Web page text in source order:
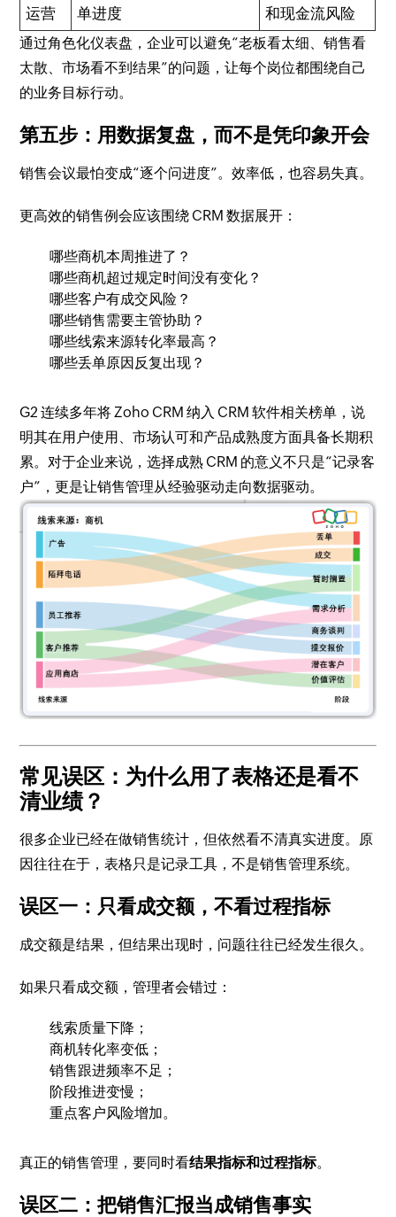
运营 单进度 和现金流风险
通过角色化仪表盘，企业可以避免“老板看太细、销售看
太散、市场看不到结果”的问题，让每个岗位都围绕自己
的业务目标行动。
第五步：用数据复盘，而不是凭印象开会
销售会议最怕变成“逐个问进度”。效率低，也容易失真。
更高效的销售例会应该围绕 CRM 数据展开：
哪些商机本周推进了？
哪些商机超过规定时间没有变化？
哪些客户有成交风险？
哪些销售需要主管协助？
哪些线索来源转化率最高？
哪些丢单原因反复出现？
G2 连续多年将 Zoho CRM 纳入 CRM 软件相关榜单，说
明其在用户使用、市场认可和产品成熟度方面具备长期积
累。对于企业来说，选择成熟 CRM 的意义不只是“记录客
户”，更是让销售管理从经验驱动走向数据驱动。
常见误区：为什么用了表格还是看不
清业绩？
很多企业已经在做销售统计，但依然看不清真实进度。原
因往往在于，表格只是记录工具，不是销售管理系统。
误区一：只看成交额，不看过程指标
成交额是结果，但结果出现时，问题往往已经发生很久。
如果只看成交额，管理者会错过：
线索质量下降；
商机转化率变低；
销售跟进频率不足；
阶段推进变慢；
重点客户风险增加。
真正的销售管理，要同时看结果指标和过程指标。
误区二：把销售汇报当成销售事实